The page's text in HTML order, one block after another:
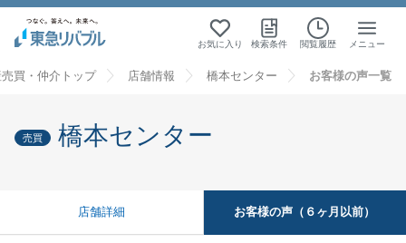
お気に入り 検索条件 閲覧履歴 メニュー
買・仲介トップ 店舗情報 橋本センター お客様の声一覧
売買 橋本センター
店舗詳細 お客様の声（６ヶ月以前）